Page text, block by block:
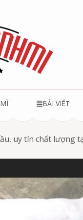
BÀI VIẾT
uy tín chất lượng